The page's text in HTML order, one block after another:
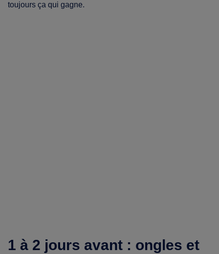
toujours ça qui gagne.
1 à 2 jours avant : ongles et